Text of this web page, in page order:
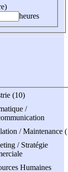
heures
(10)
/
/ Maintenance
/ Stratégie
Humaines